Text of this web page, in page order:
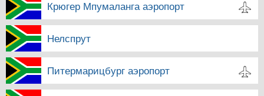
Крюгер Мпумаланга аэропорт
Нелспрут
Питермарицбург аэропорт